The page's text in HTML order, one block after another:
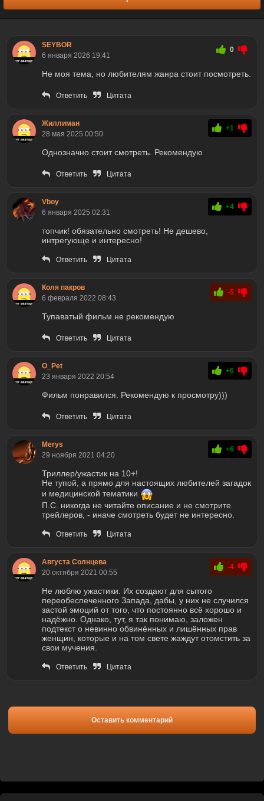
SEYBOR
6 января 2026 19:41
0
Не моя тема, но любителям жанра стоит посмотреть.
Ответить Цитата
Жиллиман
28 мая 2025 00:50
+1
Однозначно стоит смотреть. Рекомендую
Ответить Цитата
Vboy
6 января 2025 02:31
+4
топчик! обязательно смотреть! Не дешево,
интрегующе и интересно!
Ответить Цитата
Коля пакров
6 февраля 2022 08:43
-5
Тупаватый фильм.не рекомендую
Ответить Цитата
O_Pet
23 января 2022 20:54
+6
Фильм понравился. Рекомендую к просмотру)))
Ответить Цитата
Merys
29 ноября 2021 04:20
+6
Триллер/ужастик на 10+!
Не тупой, а прямо для настоящих любителей загадок
и медицинской тематики
П.С. никогда не читайте описание и не смотрите
трейлеров, - иначе смотреть будет не интересно.
Ответить Цитата
Августа Солнцева
20 октября 2021 00:55
-4
Не люблю ужастики. Их создают для сытого
переобеспеченного Запада, дабы, у них не случился
застой эмоций от того, что постоянно всё хорошо и
надёжно. Однако, тут, я так понимаю, заложен
подтекст о невинно обвинённых и лишённых прав
женщин, которые и на том свете жаждут отомстить за
свои мучения.
Ответить Цитата
Оставить комментарий